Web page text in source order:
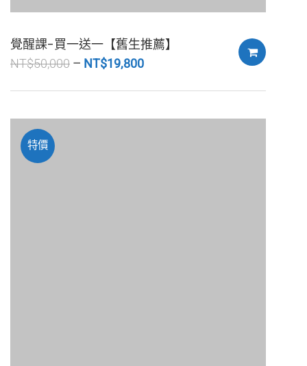
覺醒課-買一送一【舊生推薦】
NT$50,000 NT$19,800
特價